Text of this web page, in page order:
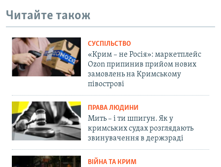
Читайте також
СУСПІЛЬСТВО
«Крим – не Росія»: маркетплейс
Ozon припинив прийом нових
замовлень на Кримському
півострові
ПРАВА ЛЮДИНИ
Мить – і ти шпигун. Як у
кримських судах розглядають
звинувачення в держзраді
ВІЙНА ТА КРИМ